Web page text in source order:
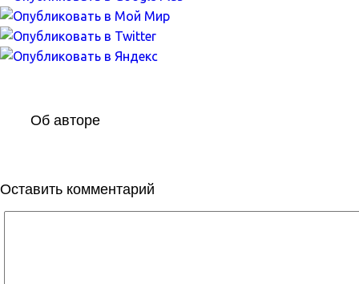
Об авторе
Оставить комментарий